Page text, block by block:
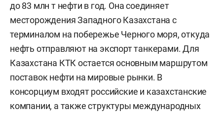
до 83 млн т нефти в год. Она соединяет
месторождения Западного Казахстана с
терминалом на побережье Черного моря, откуда
нефть отправляют на экспорт танкерами. Для
Казахстана КТК остается основным маршрутом
поставок нефти на мировые рынки. В
консорциум входят российские и казахстанские
компании, а также структуры международных